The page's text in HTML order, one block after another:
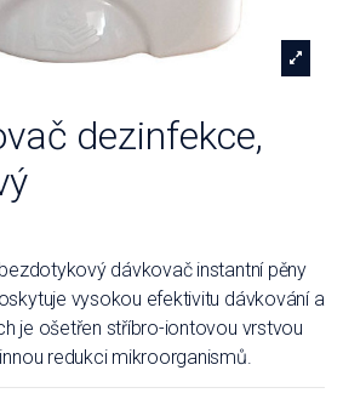
dezinfekce,
dávkovač instantní pěny
vysokou efektivitu dávkování a
je ošetřen stříbro-iontovou vrstvou
redukci mikroorganismů.